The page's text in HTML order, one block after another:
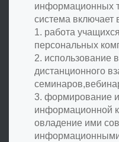
информационных
система включает
1. работа
персональных
2. использование
дистанционного
3. формирование
информационной
овладение ими